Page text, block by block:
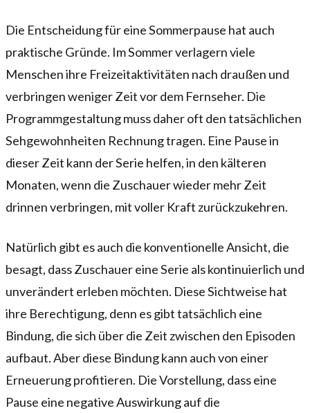
Die Entscheidung für eine Sommerpause hat auch
praktische Gründe. Im Sommer verlagern viele
Menschen ihre Freizeitaktivitäten nach draußen und
verbringen weniger Zeit vor dem Fernseher. Die
Programmgestaltung muss daher oft den tatsächlichen
Sehgewohnheiten Rechnung tragen. Eine Pause in
dieser Zeit kann der Serie helfen, in den kälteren
Monaten, wenn die Zuschauer wieder mehr Zeit
drinnen verbringen, mit voller Kraft zurückzukehren.
Natürlich gibt es auch die konventionelle Ansicht, die
besagt, dass Zuschauer eine Serie als kontinuierlich und
unverändert erleben möchten. Diese Sichtweise hat
ihre Berechtigung, denn es gibt tatsächlich eine
Bindung, die sich über die Zeit zwischen den Episoden
aufbaut. Aber diese Bindung kann auch von einer
Erneuerung profitieren. Die Vorstellung, dass eine
Pause eine negative Auswirkung auf die